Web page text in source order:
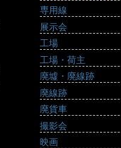
専用線
展示会
工場
工場・荷主
廃墟・廃線跡
廃線跡
廃貨車
撮影会
映画